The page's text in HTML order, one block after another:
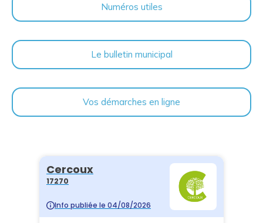
Numéros utiles
Le bulletin municipal
Vos démarches en ligne